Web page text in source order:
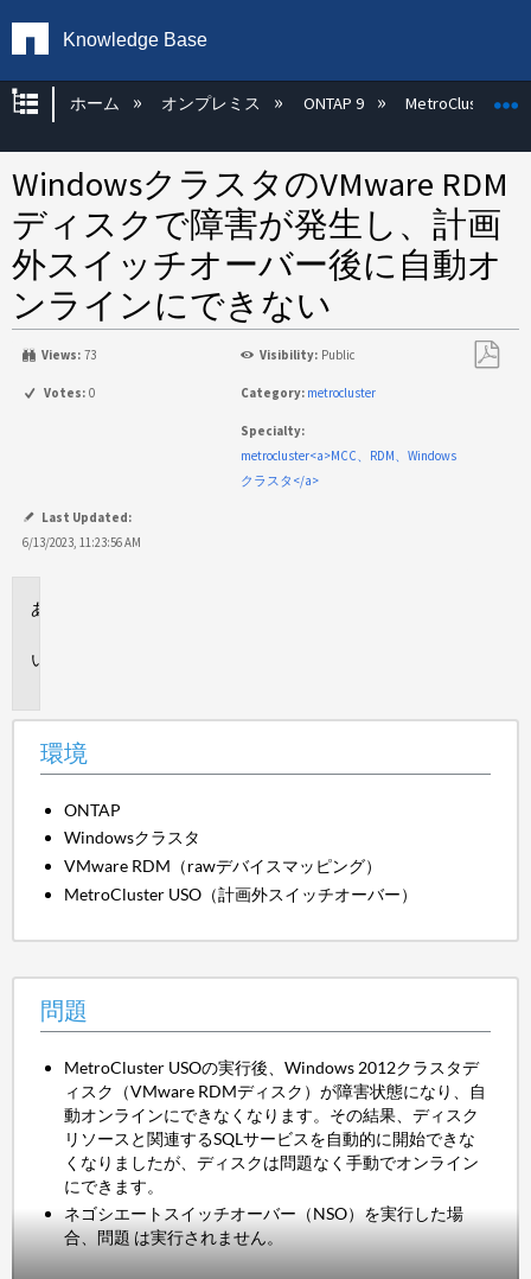
Knowledge Base
グローバル階層を展開/折りたたむ
ホーム オンプレミス ONTAP 9 MetroCluster
WindowsクラスタのVMware RDM
ディスクで障害が発生し、計画
外スイッチオーバー後に自動オ
ンラインにできない
Views: 73 Visibility: Public
Votes: 0 Category: metrocluster
Specialty:
metrocluster<a>MCC、RDM、Windows
クラスタ</a>
Last Updated:
6/13/2023, 11:23:56 AM
環境
ONTAP
Windowsクラスタ
VMware RDM（rawデバイスマッピング）
MetroCluster USO（計画外スイッチオーバー）
問題
MetroCluster USOの実行後、Windows 2012クラスタデ
ィスク（VMware RDMディスク ）が障害状態になり、自
動オンラインにできなくなり ます。 その結果、ディスク
リソースと関連するSQLサービスを自動的に開始できな
くなり ましたが、ディスクは問題なく手動でオンライン
にできます。
ネゴシエートスイッチオーバー（NSO）を実行した場
合、問題 は実行されません。